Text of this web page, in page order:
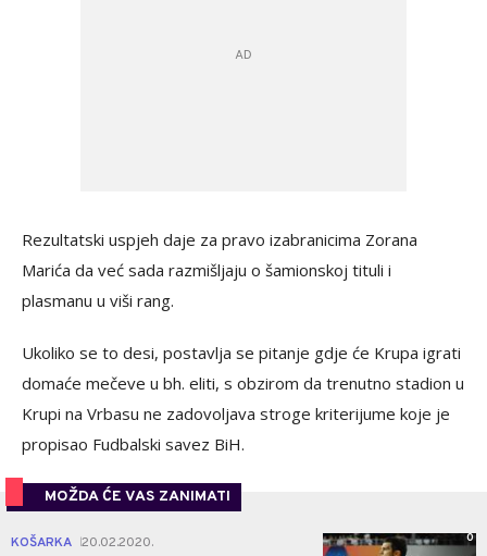
Rezultatski uspjeh daje za pravo izabranicima Zorana
Marića da već sada razmišljaju o šamionskoj tituli i
plasmanu u viši rang.
Ukoliko se to desi, postavlja se pitanje gdje će Krupa igrati
domaće mečeve u bh. eliti, s obzirom da trenutno stadion u
Krupi na Vrbasu ne zadovoljava stroge kriterijume koje je
propisao Fudbalski savez BiH.
MOŽDA ĆE VAS ZANIMATI
KOŠARKA 20.02.2020. 0